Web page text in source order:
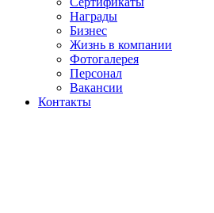
Награды
Бизнес
Жизнь в компании
Фотогалерея
Персонал
Вакансии
Контакты